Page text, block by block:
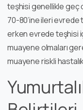
teşhisi genellikle geç
70-80’ine ileri evrede
erken evrede teşhisi
muayene olmaları
muayene riskli